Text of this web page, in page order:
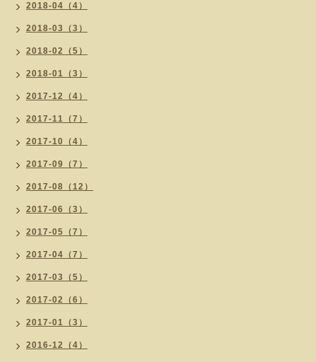
2018-04（4）
2018-03（3）
2018-02（5）
2018-01（3）
2017-12（4）
2017-11（7）
2017-10（4）
2017-09（7）
2017-08（12）
2017-06（3）
2017-05（7）
2017-04（7）
2017-03（5）
2017-02（6）
2017-01（3）
2016-12（4）